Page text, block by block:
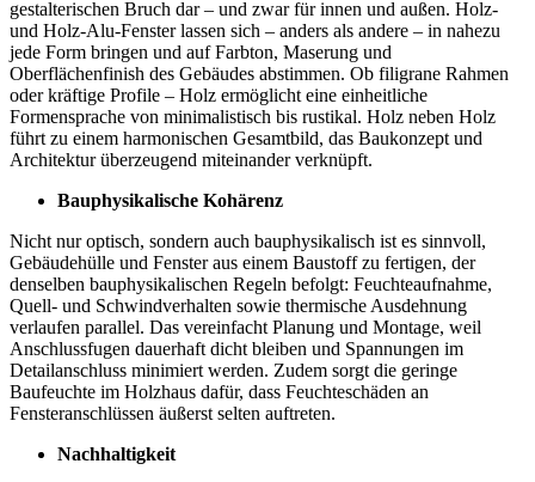
gestalterischen Bruch dar – und zwar für innen und außen. Holz-
und Holz-Alu-Fenster lassen sich – anders als andere – in nahezu
jede Form bringen und auf Farbton, Maserung und
Oberflächenfinish des Gebäudes abstimmen. Ob filigrane Rahmen
oder kräftige Profile – Holz ermöglicht eine einheitliche
Formensprache von minimalistisch bis rustikal. Holz neben Holz
führt zu einem harmonischen Gesamtbild, das Baukonzept und
Architektur überzeugend miteinander verknüpft.
Bauphysikalische Kohärenz
Nicht nur optisch, sondern auch bauphysikalisch ist es sinnvoll,
Gebäudehülle und Fenster aus einem Baustoff zu fertigen, der
denselben bauphysikalischen Regeln befolgt: Feuchteaufnahme,
Quell- und Schwindverhalten sowie thermische Ausdehnung
verlaufen parallel. Das vereinfacht Planung und Montage, weil
Anschlussfugen dauerhaft dicht bleiben und Spannungen im
Detailanschluss minimiert werden. Zudem sorgt die geringe
Baufeuchte im Holzhaus dafür, dass Feuchteschäden an
Fensteranschlüssen äußerst selten auftreten.
Nachhaltigkeit